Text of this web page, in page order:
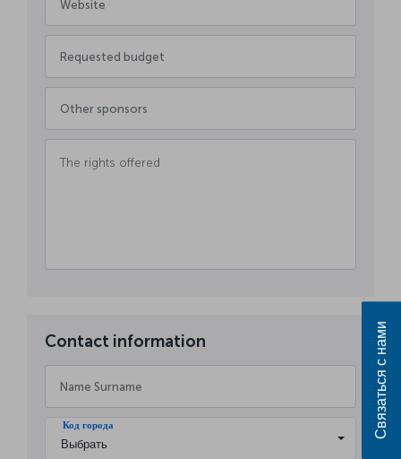
Contact information
Код города
Выбрать
Связаться с нами